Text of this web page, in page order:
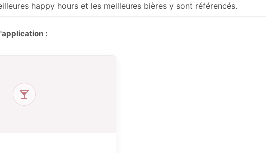
happy hours et les meilleures bières y sont référencés.
: